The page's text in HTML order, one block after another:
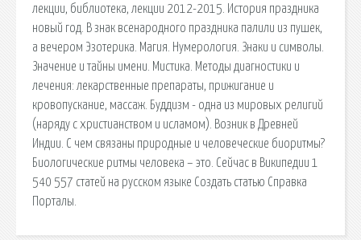
лекции, библиотека, лекции 2012-2015. История праздника
новый год. В знак всенародного праздника палили из пушек,
а вечером Эзотерика. Магия. Нумерология. Знаки и символы.
Значение и тайны имени. Мистика. Методы диагностики и
лечения: лекарственные препараты, прижигание и
кровопускание, массаж. Буддизм - одна из мировых религий
(наряду с христианством и исламом). Возник в Древней
Индии. С чем связаны природные и человеческие биоритмы?
Биологические ритмы человека – это. Сейчас в Википедии 1
540 557 статей на русском языке Создать статью Справка
Порталы.